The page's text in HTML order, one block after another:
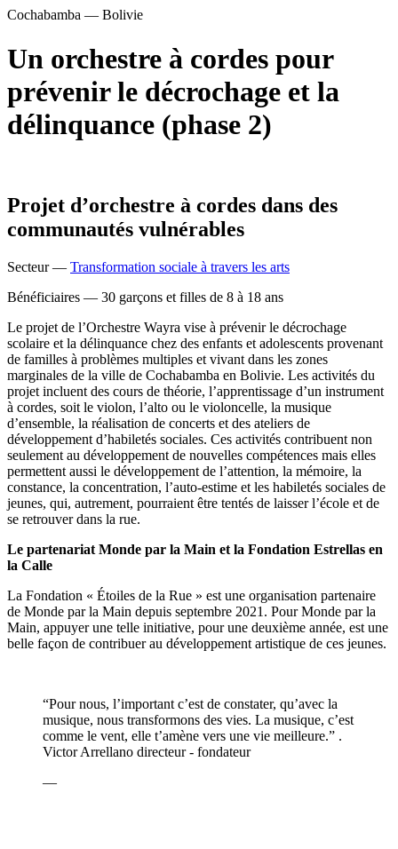
Cochabamba — Bolivie
Un orchestre à cordes pour
prévenir le décrochage et la
délinquance (phase 2)
Projet d’orchestre à cordes dans des
communautés vulnérables
Secteur — Transformation sociale à travers les arts
Bénéficiaires — 30 garçons et filles de 8 à 18 ans
Le projet de l’Orchestre Wayra vise à prévenir le décrochage
scolaire et la délinquance chez des enfants et adolescents provenant
de familles à problèmes multiples et vivant dans les zones
marginales de la ville de Cochabamba en Bolivie. Les activités du
projet incluent des cours de théorie, l’apprentissage d’un instrument
à cordes, soit le violon, l’alto ou le violoncelle, la musique
d’ensemble, la réalisation de concerts et des ateliers de
développement d’habiletés sociales. Ces activités contribuent non
seulement au développement de nouvelles compétences mais elles
permettent aussi le développement de l’attention, la mémoire, la
constance, la concentration, l’auto-estime et les habiletés sociales de
jeunes, qui, autrement, pourraient être tentés de laisser l’école et de
se retrouver dans la rue.
Le partenariat Monde par la Main et la Fondation Estrellas en
la Calle
La Fondation « Étoiles de la Rue » est une organisation partenaire
de Monde par la Main depuis septembre 2021. Pour Monde par la
Main, appuyer une telle initiative, pour une deuxième année, est une
belle façon de contribuer au développement artistique de ces jeunes.
“Pour nous, l’important c’est de constater, qu’avec la
musique, nous transformons des vies. La musique, c’est
comme le vent, elle t’amène vers une vie meilleure.” .
Victor Arrellano directeur - fondateur
—